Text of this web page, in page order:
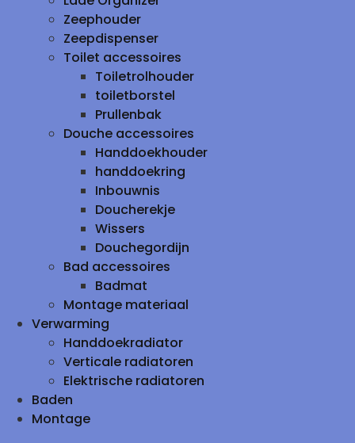
Zeephouder
Zeepdispenser
Toilet accessoires
Toiletrolhouder
toiletborstel
Prullenbak
Douche accessoires
Handdoekhouder
handdoekring
Inbouwnis
Doucherekje
Wissers
Douchegordijn
Bad accessoires
Badmat
Montage materiaal
Verwarming
Handdoekradiator
Verticale radiatoren
Elektrische radiatoren
Baden
Montage